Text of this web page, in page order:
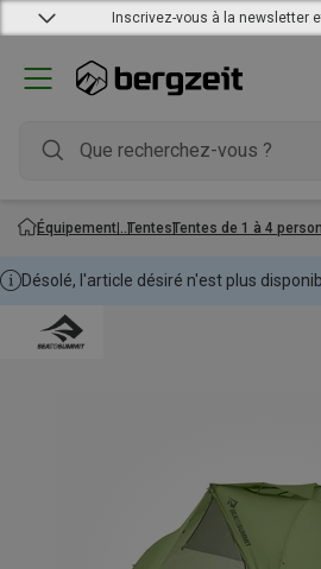
Inscrivez-vous à la newsletter
Équipement TentesTentes de 1 à 4
Désolé, l'article désiré n'est plus